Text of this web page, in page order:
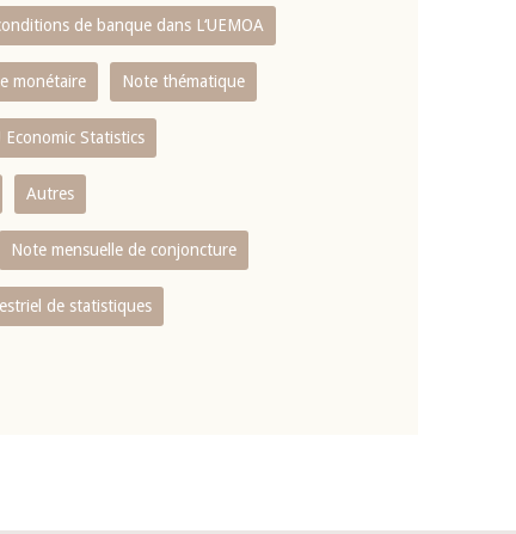
de banque dans L‘UEMOA
monétaire Note thématique
Statistics
Autres
Note mensuelle de conjoncture
de statistiques